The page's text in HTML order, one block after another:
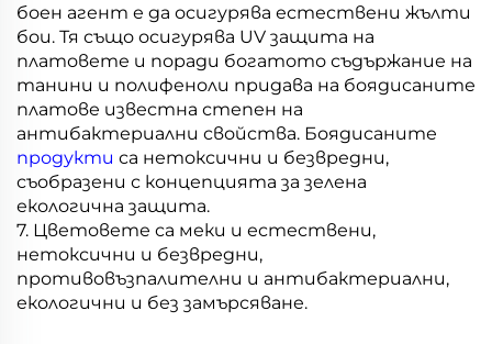
боен агент е да осигурява естествени жълти
бои. Тя също осигурява UV защита на
платовете и поради богатото съдържание на
танини и полифеноли придава на боядисаните
платове известна степен на
антибактериални свойства. Боядисаните
продукти са нетоксични и безвредни,
съобразени с концепцията за зелена
екологична защита.
7. Цветовете са меки и естествени,
нетоксични и безвредни,
противовъзпалителни и антибактериални,
екологични и без замърсяване.